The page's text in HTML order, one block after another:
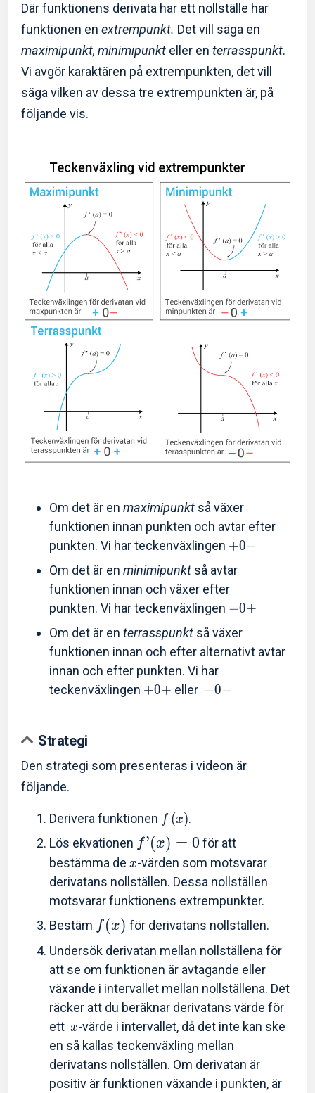
Där funktionens derivata har ett nollställe har
funktionen en extrempunkt. Det vill säga en
maximipunkt, minimipunkt eller en terrasspunkt.
Vi avgör karaktären på extrempunkten, det vill
säga vilken av dessa tre extrempunkten är, på
följande vis.
Om det är en maximipunkt så växer
funktionen innan punkten och avtar efter
punkten. Vi har teckenväxlingen +0−
Om det är en minimipunkt så avtar
funktionen innan och växer efter
punkten. Vi har teckenväxlingen −0+
Om det är en terrasspunkt så växer
funktionen innan och efter alternativt avtar
innan och efter punkten. Vi har
teckenväxlingen +0+ eller −0−
Strategi
Den strategi som presenteras i videon är
följande.
Derivera funktionen f (x).
Lös ekvationen f’(x) = 0för att
bestämma de x-värden som motsvarar
derivatans nollställen. Dessa nollställen
motsvarar funktionens extrempunkter.
Bestäm f(x) för derivatans nollställen.
Undersök derivatan mellan nollställena för
att se om funktionen är avtagande eller
växande i intervallet mellan nollställena. Det
räcker att du beräknar derivatans värde för
ett x-värde i intervallet, då det inte kan ske
en så kallas teckenväxling mellan
derivatans nollställen. Om derivatan är
positiv är funktionen växande i punkten, är